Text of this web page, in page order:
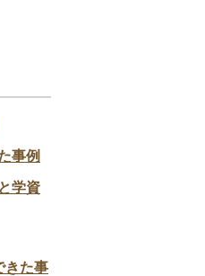
事例
学資
きた事